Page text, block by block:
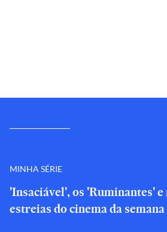
MINHA SÉRIE
'Insaciável', os 'Ruminantes'
estreias do cinema da semana